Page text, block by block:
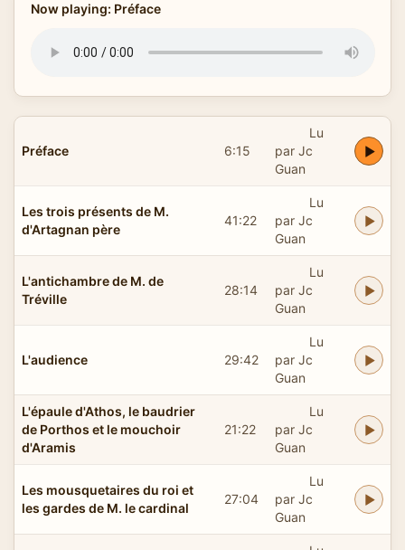
Now playing: Préface
Préface 6:15
Lu
par Jc
Guan
Les trois présents de M.
d'Artagnan père
41:22
Lu
par Jc
Guan
L'antichambre de M. de
Tréville
28:14
Lu
par Jc
Guan
L'audience 29:42
Lu
par Jc
Guan
L'épaule d'Athos, le baudrier
de Porthos et le mouchoir
d'Aramis
21:22
Lu
par Jc
Guan
Les mousquetaires du roi et
les gardes de M. le cardinal
27:04
Lu
par Jc
Guan